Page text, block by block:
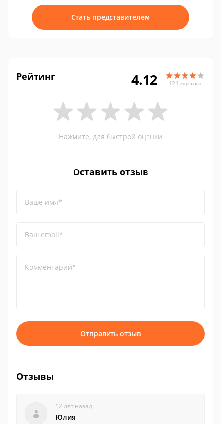
Стать представителем
Рейтинг 4.12 121 оценка
Нажмите, для быстрой оценки
Оставить отзыв
Ваше имя*
Ваш email*
Комментарий*
Отправить отзыв
Отзывы
12 лет назад
Юлия